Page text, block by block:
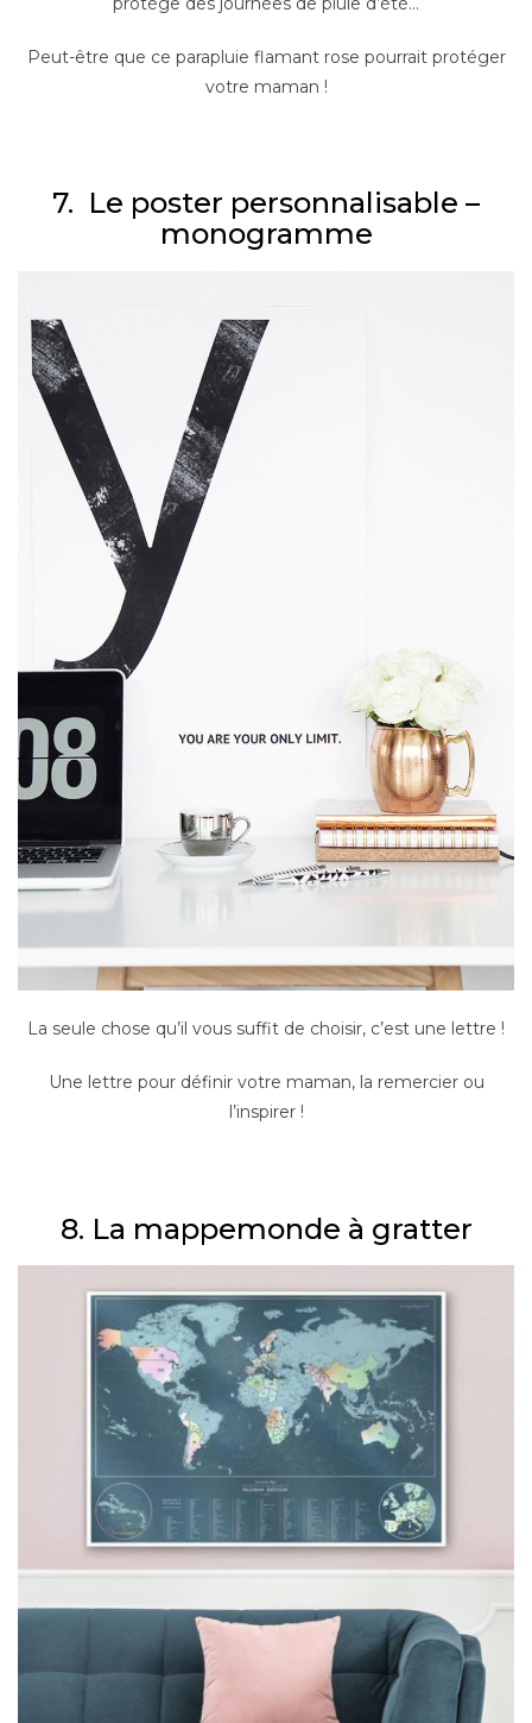
Peut-être que ce parapluie flamant rose pourrait protéger
votre maman !
7. Le poster personnalisable –
monogramme
La seule chose qu’il vous suffit de choisir, c’est une lettre !
Une lettre pour définir votre maman, la remercier ou
l’inspirer !
8. La mappemonde à gratter